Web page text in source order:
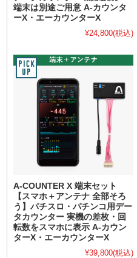
端末は別途ご用意 A-カウンタ
ーX・エーカウンターX
¥24,800(税込)
A-COUNTER X 端末セット
【スマホ＋アンテナ 全部そろ
う】パチスロ・パチンコ用デー
タカウンター 実機の差枚・回
転数をスマホに表示 A-カウン
ターX・エーカウンターX
¥39,800(税込)